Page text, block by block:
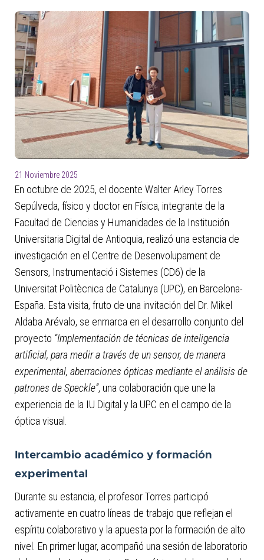
21 Noviembre 2025
En octubre de 2025, el docente Walter Arley Torres
Sepúlveda, físico y doctor en Física, integrante de la
Facultad de Ciencias y Humanidades de la Institución
Universitaria Digital de Antioquia, realizó una estancia de
investigación en el Centre de Desenvolupament de
Sensors, Instrumentació i Sistemes (CD6) de la
Universitat Politècnica de Catalunya (UPC), en Barcelona-
España. Esta visita, fruto de una invitación del Dr. Mikel
Aldaba Arévalo, se enmarca en el desarrollo conjunto del
proyecto “Implementación de técnicas de inteligencia
artificial, para medir a través de un sensor, de manera
experimental, aberraciones ópticas mediante el análisis de
patrones de Speckle”, una colaboración que une la
experiencia de la IU Digital y la UPC en el campo de la
óptica visual.
Intercambio académico y formación
experimental
Durante su estancia, el profesor Torres participó
activamente en cuatro líneas de trabajo que reflejan el
espíritu colaborativo y la apuesta por la formación de alto
nivel. En primer lugar, acompañó una sesión de laboratorio